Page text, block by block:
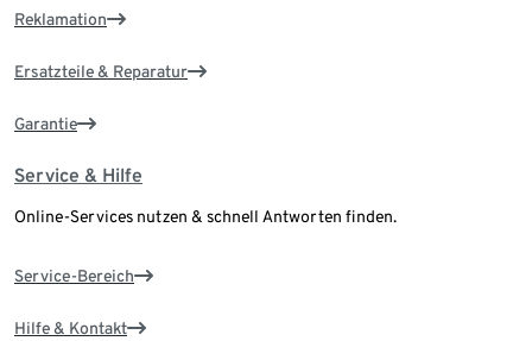
Reklamation
Ersatzteile & Reparatur
Garantie
Service & Hilfe
Online-Services nutzen & schnell Antworten finden.
Service-Bereich
Hilfe & Kontakt